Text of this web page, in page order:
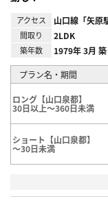
アクセス 山口線「矢原
間取り 2LDK
築年数 1979年 3月 築
プラン名・期間
ロング【山口泉都】
30日以上～360日未満
ショート【山口泉都】
～30日未満